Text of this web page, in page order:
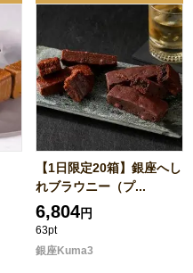
【1日限定20箱】銀座へし
れブラウニー（プ...
6,804円
63pt
銀座Kuma3